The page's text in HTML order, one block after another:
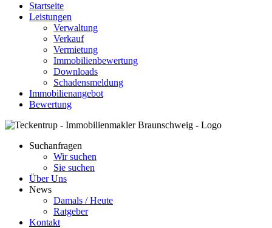
Startseite
Leistungen
Verwaltung
Verkauf
Vermietung
Immobilienbewertung
Downloads
Schadensmeldung
Immobilienangebot
Bewertung
Suchanfragen
Wir suchen
Sie suchen
Über Uns
News
Damals / Heute
Ratgeber
Kontakt